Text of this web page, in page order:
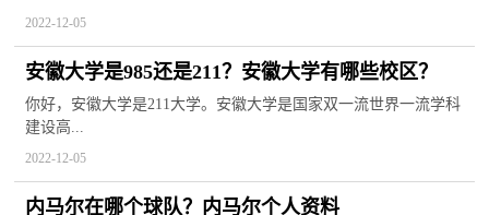
2022-12-05
安徽大学是985还是211？安徽大学有哪些校区？
你好，安徽大学是211大学。安徽大学是国家双一流世界一流学科
建设高...
2022-12-05
内马尔在哪个球队？内马尔个人资料